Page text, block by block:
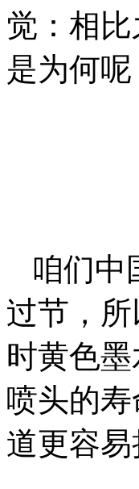
觉：相比
是为何
咱们中
过节，
时黄色
喷头的
道更容